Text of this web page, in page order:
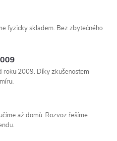
fyzicky skladem. Bez zbytečného
roku 2009. Díky zkušenostem
až domů. Rozvoz řešíme